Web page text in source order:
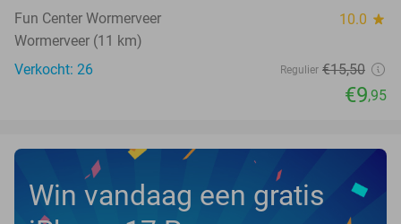
Fun Center Wormerveer 10.0 star
Wormerveer (11 km)
Verkocht: 26
Regulier €15,50
€9,95
Win vandaag een gratis